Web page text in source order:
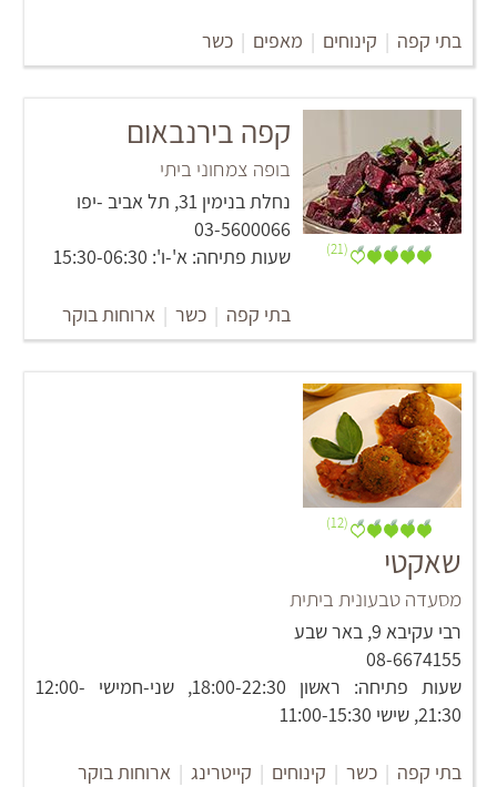
בתי קפה | קינוחים | מאפים | כשר
(21)
קפה בירנבאום
בופה צמחוני ביתי
נחלת בנימין 31, תל אביב -יפו
03-5600066
שעות פתיחה: א'-ו': 15:30-06:30
בתי קפה | כשר | ארוחות בוקר
(12)
שאקטי
מסעדה טבעונית ביתית
רבי עקיבא 9, באר שבע
08-6674155
שעות פתיחה: ראשון 18:00-22:30, שני-חמישי 12:00-
21:30, שישי 11:00-15:30
בתי קפה | כשר | קינוחים | קייטרינג | ארוחות בוקר